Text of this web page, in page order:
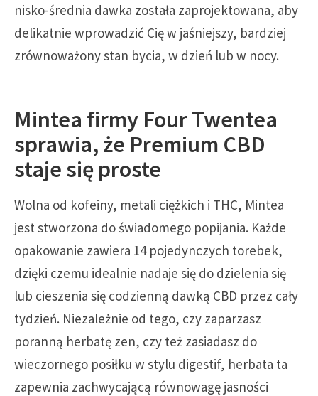
nisko-średnia dawka została zaprojektowana, aby
delikatnie wprowadzić Cię w jaśniejszy, bardziej
zrównoważony stan bycia, w dzień lub w nocy.
Mintea firmy Four Twentea
sprawia, że Premium CBD
staje się proste
Wolna od kofeiny, metali ciężkich i THC, Mintea
jest stworzona do świadomego popijania. Każde
opakowanie zawiera 14 pojedynczych torebek,
dzięki czemu idealnie nadaje się do dzielenia się
lub cieszenia się codzienną dawką CBD przez cały
tydzień. Niezależnie od tego, czy zaparzasz
poranną herbatę zen, czy też zasiadasz do
wieczornego posiłku w stylu digestif, herbata ta
zapewnia zachwycającą równowagę jasności